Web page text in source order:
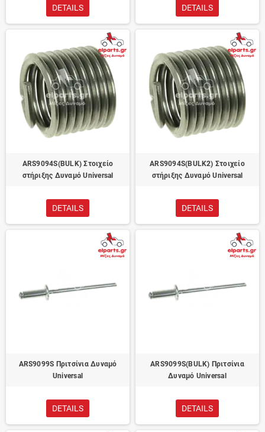
DETAILS DETAILS
ARS9094S(BULK) Στοιχείο
στήριξης Δυναμό Universal
DETAILS
ARS9094S(BULK2) Στοιχείο
στήριξης Δυναμό Universal
DETAILS
ARS9099S Πριτσίνια Δυναμό
Universal
DETAILS
ARS9099S(BULK) Πριτσίνια
Δυναμό Universal
DETAILS